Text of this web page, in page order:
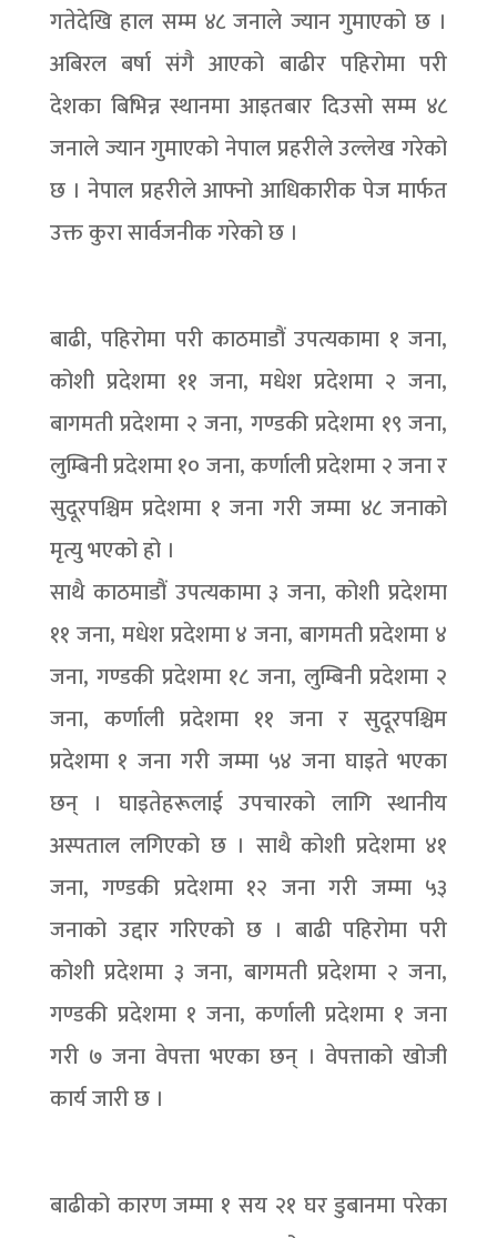
गतेदेखि हाल सम्म ४८ जनाले ज्यान गुमाएको छ ।
अबिरल बर्षा संगै आएको बाढीर पहिरोमा परी
देशका बिभिन्न स्थानमा आइतबार दिउसो सम्म ४८
जनाले ज्यान गुमाएको नेपाल प्रहरीले उल्लेख गरेको
छ । नेपाल प्रहरीले आफ्नो आधिकारीक पेज मार्फत
उक्त कुरा सार्वजनीक गरेको छ ।
बाढी, पहिरोमा परी काठमाडौं उपत्यकामा १ जना,
कोशी प्रदेशमा ११ जना, मधेश प्रदेशमा २ जना,
बागमती प्रदेशमा २ जना, गण्डकी प्रदेशमा १९ जना,
लुम्बिनी प्रदेशमा १० जना, कर्णाली प्रदेशमा २ जना र
सुदूरपश्चिम प्रदेशमा १ जना गरी जम्मा ४८ जनाको
मृत्यु भएको हो ।
साथै काठमाडौं उपत्यकामा ३ जना, कोशी प्रदेशमा
११ जना, मधेश प्रदेशमा ४ जना, बागमती प्रदेशमा ४
जना, गण्डकी प्रदेशमा १८ जना, लुम्बिनी प्रदेशमा २
जना, कर्णाली प्रदेशमा ११ जना र सुदूरपश्चिम
प्रदेशमा १ जना गरी जम्मा ५४ जना घाइते भएका
छन् । घाइतेहरूलाई उपचारको लागि स्थानीय
अस्पताल लगिएको छ । साथै कोशी प्रदेशमा ४१
जना, गण्डकी प्रदेशमा १२ जना गरी जम्मा ५३
जनाको उद्दार गरिएको छ । बाढी पहिरोमा परी
कोशी प्रदेशमा ३ जना, बागमती प्रदेशमा २ जना,
गण्डकी प्रदेशमा १ जना, कर्णाली प्रदेशमा १ जना
गरी ७ जना वेपत्ता भएका छन् । वेपत्ताको खोजी
कार्य जारी छ ।
बाढीको कारण जम्मा १ सय २१ घर डुबानमा परेका